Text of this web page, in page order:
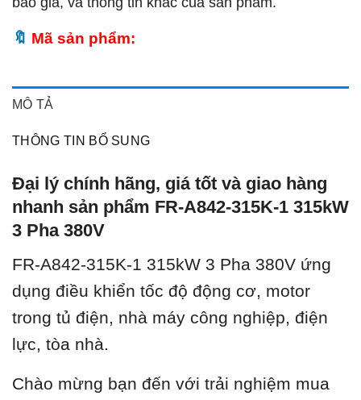
Mã sản phẩm:
MÔ TẢ
THÔNG TIN BỔ SUNG
Đại lý chính hãng, giá tốt và giao hàng
nhanh sản phẩm FR-A842-315K-1 315kW
3 Pha 380V
FR-A842-315K-1 315kW 3 Pha 380V ứng
dụng điều khiển tốc độ động cơ, motor
trong tủ điện, nhà máy công nghiệp, điện
lực, tòa nhà.
Chào mừng bạn đến với trải nghiệm mua